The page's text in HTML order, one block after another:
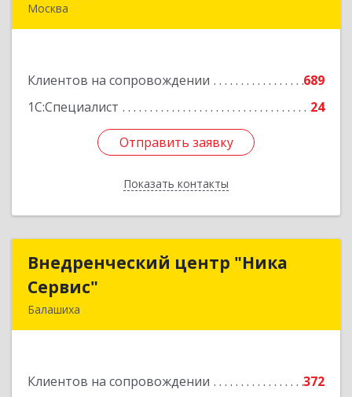
Москва
Клиентов на сопровождении
689
1С:Специалист
24
Отправить заявку
Показать контакты
Подробнее
Отправить заявку
Назад
Внедренческий центр "Ника
Сервис"
Балашиха
Клиентов на сопровождении
372
Внедренческий центр "Ника
Подробнее